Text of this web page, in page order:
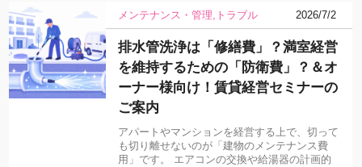
メンテナンス・管理 トラブル 2026/7/2
排水管洗浄は「修繕費」？満室経営
を維持するための「防衛費」？＆オ
ーナー様向け！賃貸経営セミナーの
ご案内
アパートやマンションを経営する上で、切って
も切り離せないのが「建物のメンテナンス費
用」です。 エアコンの交換や給湯器の計画的